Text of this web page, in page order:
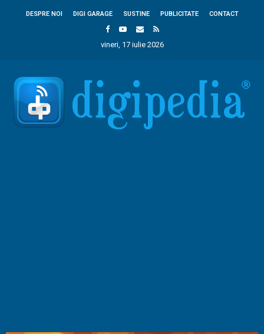
DESPRE NOI DIGI GARAGE SUSTINE PUBLICITATE CONTACT
vineri, 17 iulie 2026